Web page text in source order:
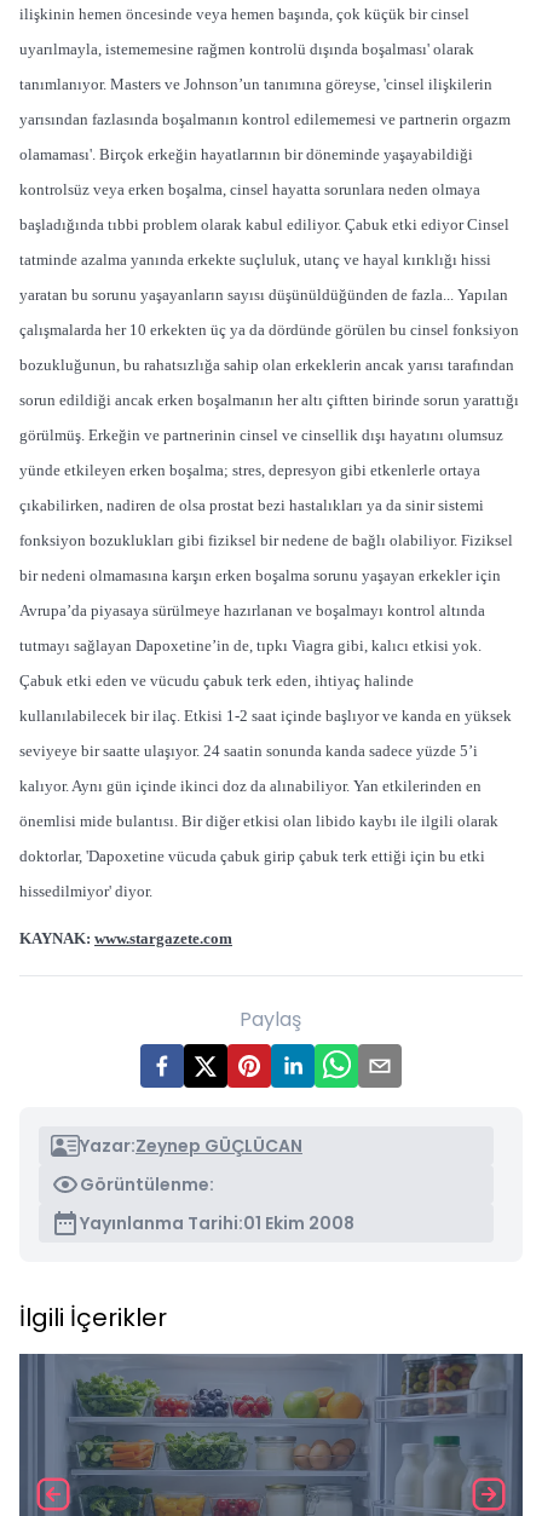
ilişkinin hemen öncesinde veya hemen başında, çok küçük bir cinsel
uyarılmayla, istememesine rağmen kontrolü dışında boşalması' olarak
tanımlanıyor. Masters ve Johnson’un tanımına göreyse, 'cinsel ilişkilerin
yarısından fazlasında boşalmanın kontrol edilememesi ve partnerin orgazm
olamaması'. Birçok erkeğin hayatlarının bir döneminde yaşayabildiği
kontrolsüz veya erken boşalma, cinsel hayatta sorunlara neden olmaya
başladığında tıbbi problem olarak kabul ediliyor. Çabuk etki ediyor Cinsel
tatminde azalma yanında erkekte suçluluk, utanç ve hayal kırıklığı hissi
yaratan bu sorunu yaşayanların sayısı düşünüldüğünden de fazla... Yapılan
çalışmalarda her 10 erkekten üç ya da dördünde görülen bu cinsel fonksiyon
bozukluğunun, bu rahatsızlığa sahip olan erkeklerin ancak yarısı tarafından
sorun edildiği ancak erken boşalmanın her altı çiftten birinde sorun yarattığı
görülmüş. Erkeğin ve partnerinin cinsel ve cinsellik dışı hayatını olumsuz
yünde etkileyen erken boşalma; stres, depresyon gibi etkenlerle ortaya
çıkabilirken, nadiren de olsa prostat bezi hastalıkları ya da sinir sistemi
fonksiyon bozuklukları gibi fiziksel bir nedene de bağlı olabiliyor. Fiziksel
bir nedeni olmamasına karşın erken boşalma sorunu yaşayan erkekler için
Avrupa’da piyasaya sürülmeye hazırlanan ve boşalmayı kontrol altında
tutmayı sağlayan Dapoxetine’in de, tıpkı Viagra gibi, kalıcı etkisi yok.
Çabuk etki eden ve vücudu çabuk terk eden, ihtiyaç halinde
kullanılabilecek bir ilaç. Etkisi 1-2 saat içinde başlıyor ve kanda en yüksek
seviyeye bir saatte ulaşıyor. 24 saatin sonunda kanda sadece yüzde 5’i
kalıyor. Aynı gün içinde ikinci doz da alınabiliyor. Yan etkilerinden en
önemlisi mide bulantısı. Bir diğer etkisi olan libido kaybı ile ilgili olarak
doktorlar, 'Dapoxetine vücuda çabuk girip çabuk terk ettiği için bu etki
hissedilmiyor' diyor.
KAYNAK: www.stargazete.com
Paylaş
Yazar:Zeynep GÜÇLÜCAN
Görüntülenme:
Yayınlanma Tarihi:01 Ekim 2008
İlgili İçerikler